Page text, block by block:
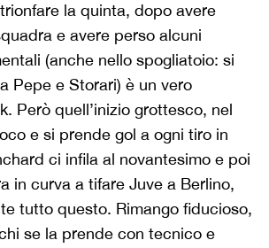
la quinta, dopo avere
e avere perso alcuni
(anche nello spogliatoio: si
Pepe e Storari) è un vero
Però quell’inizio grottesco, nel
e si prende gol a ogni tiro in
ci infila al novantesimo e poi
in curva a tifare Juve a Berlino,
tutto questo. Rimango fiducioso,
se la prende con tecnico e